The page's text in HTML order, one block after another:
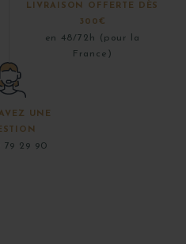
LIVRAISON OFFERTE DÈS
300€
en 48/72h (pour la
France)
UNE
79 29 90